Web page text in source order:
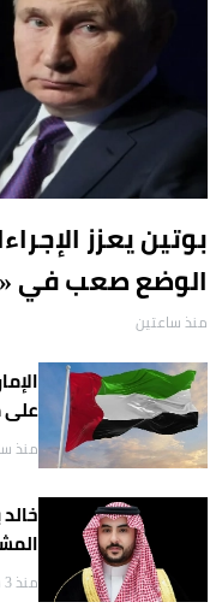
بوتين يعزز
الوضع صعب في
منذ ساعتين
على
منذ
منذ 3 ساعات